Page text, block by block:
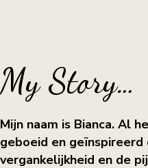
My Story…
Mijn naam is Bianca. Al
geboeid en
vergankelijkheid en de